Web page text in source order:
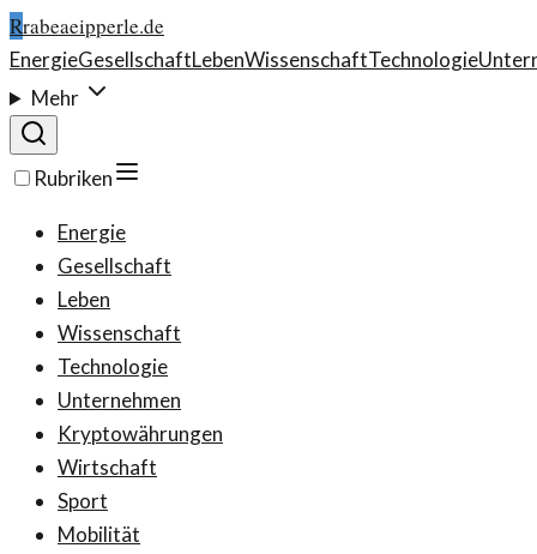
Rrabeaeipperle.de
EnergieGesellschaftLebenWissenschaftTechnologie
Mehr
Rubriken
Energie
Gesellschaft
Leben
Wissenschaft
Technologie
Unternehmen
Kryptowährungen
Wirtschaft
Sport
Mobilität